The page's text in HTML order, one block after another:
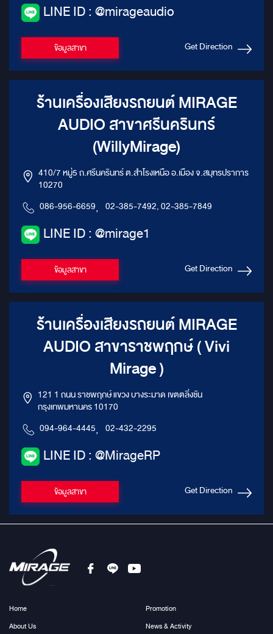
LINE ID : @mirageaudio
ข้อมูลสาขา Get Direction
ร้านเครื่องเสียงรถยนต์ MIRAGE
AUDIO สาขาศรีนครินทร์
(WillyMirage)
410/7 หมู่5 ถ.ศรีนครินทร์ ต.สำโรงเหนือ อ.เมือง จ.สมุทรปราการ
10270
086-956-6659, 02-385-7492, 02-385-7849
LINE ID : @mirage1
ข้อมูลสาขา Get Direction
ร้านเครื่องเสียงรถยนต์ MIRAGE
AUDIO สาขาราชพฤกษ์ ( Vivi
Mirage )
121 1 ถนน ราชพฤกษ์ แขวง บางระมาด เขตตลิ่งชัน
กรุงเทพมหานคร 10170
094-964-4445, 02-432-2295
LINE ID : @MirageRP
ข้อมูลสาขา Get Direction
Home
About Us
Promotion
News & Activity